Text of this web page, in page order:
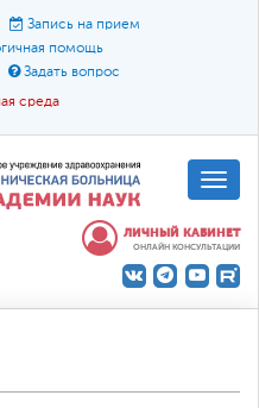
Запись на прием
помощь
Задать вопрос
среда
A A A
среде
ЛИЧНЫЙ КАБИНЕТ
ОНЛАЙН КОНСУЛЬТАЦИИ